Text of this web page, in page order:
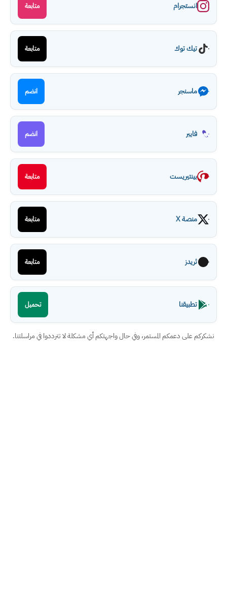
انستجرام متابعة
تيك توك متابعة
ماسنجر انضم
فايبر انضم
بينتيريست متابعة
منصة X متابعة
ثريدز متابعة
تطبيقنا تحميل
نشكركم على دعمكم المستمر، وفي حال واجهتكم أي مشكلة لا تترددوا في مراسلتنا.